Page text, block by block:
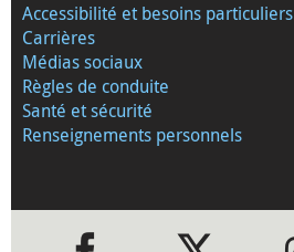
Accessibilité et besoins particuliers
Carrières
Médias sociaux
Règles de conduite
Santé et sécurité
Renseignements personnels